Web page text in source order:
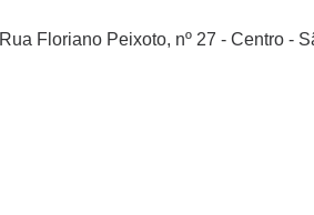
Rua Floriano Peixoto, nº 27 - Centro -